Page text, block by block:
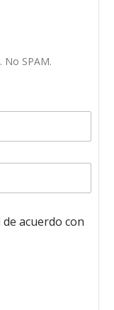
No SPAM.
acuerdo con